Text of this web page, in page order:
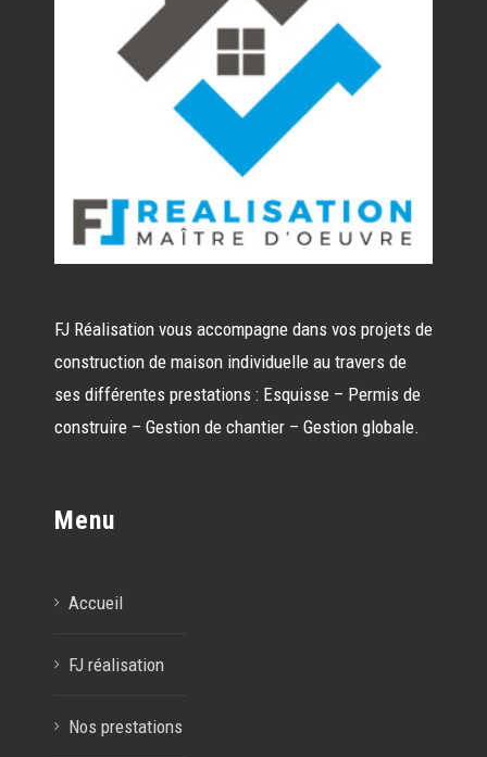
FJ Réalisation vous accompagne dans vos projets de
construction de maison individuelle au travers de
ses différentes prestations : Esquisse – Permis de
construire – Gestion de chantier – Gestion globale.
Menu
Accueil
FJ réalisation
Nos prestations